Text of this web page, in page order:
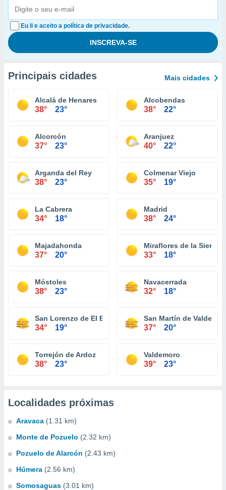
Eu li e aceito a política de privacidade.
Principais cidades Mais cidades
Alcalá de Henares
38° 23°
Alcobendas
38° 22°
Alcorcón
37° 23°
Aranjuez
40° 22°
Arganda del Rey
38° 23°
Colmenar Viejo
35° 19°
La Cabrera
34° 18°
Madrid
38° 24°
Majadahonda
37° 20°
Miraflores de la Sierra
33° 18°
Móstoles
38° 23°
Navacerrada
32° 18°
San Lorenzo de El Escorial
34° 19°
San Martín de
37° 20°
Torrejón de Ardoz
38° 23°
Valdemoro
39° 23°
Localidades próximas
Aravaca (1.31 km)
Monte de Pozuelo (2.32 km)
Pozuelo de Alarcón (2.43 km)
Húmera (2.56 km)
Somosaguas (3.01 km)